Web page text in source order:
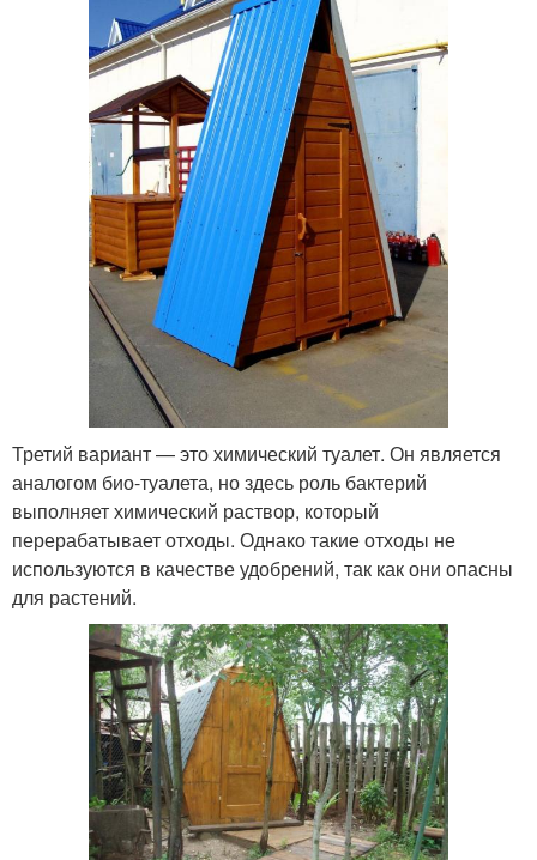
Третий вариант — это химический туалет. Он является
аналогом био-туалета, но здесь роль бактерий
выполняет химический раствор, который
перерабатывает отходы. Однако такие отходы не
используются в качестве удобрений, так как они опасны
для растений.